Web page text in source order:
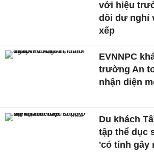
với hiệu
dôi dư nghỉ
xếp
EVNNPC
trường An
nhận diện
Du khách
tập thể dục
'có tính gây